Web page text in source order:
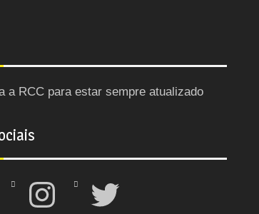
a RCC para estar sempre atualizado
Instagram Twitter